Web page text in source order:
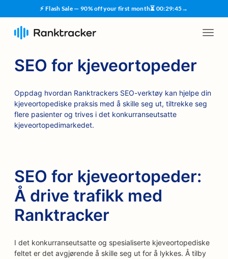
⚡ Flash Sale — 90% off your first month⏳ 00:29:45→
SEO for kjeveortopeder
Oppdag hvordan Ranktrackers SEO-verktøy kan hjelpe din
kjeveortopediske praksis med å skille seg ut, tiltrekke seg
flere pasienter og trives i det konkurranseutsatte
kjeveortopedimarkedet.
SEO for kjeveortopeder:
Å drive trafikk med
Ranktracker
I det konkurranseutsatte og spesialiserte kjeveortopediske
feltet er det avgjørende å skille seg ut for å lykkes. Å tilby